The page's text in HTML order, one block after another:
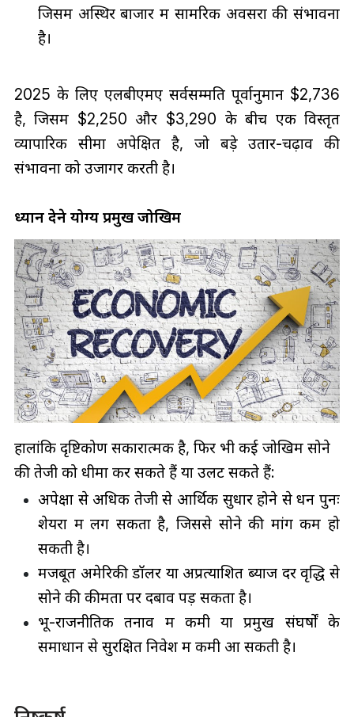
जिसमें अस्थिर बाजार में सामरिक अवसरों की संभावना
है।
2025 के लिए एलबीएमए सर्वसम्मति पूर्वानुमान $2,736
है, जिसमें $2,250 और $3,290 के बीच एक विस्तृत
व्यापारिक सीमा अपेक्षित है, जो बड़े उतार-चढ़ाव की
संभावना को उजागर करती है।
ध्यान देने योग्य प्रमुख जोखिम
हालांकि दृष्टिकोण सकारात्मक है, फिर भी कई जोखिम सोने
की तेजी को धीमा कर सकते हैं या उलट सकते हैं:
अपेक्षा से अधिक तेजी से आर्थिक सुधार होने से धन पुनः
शेयरों में लग सकता है, जिससे सोने की मांग कम हो
सकती है।
मजबूत अमेरिकी डॉलर या अप्रत्याशित ब्याज दर वृद्धि से
सोने की कीमतों पर दबाव पड़ सकता है।
भू-राजनीतिक तनाव में कमी या प्रमुख संघर्षों के
समाधान से सुरक्षित निवेश में कमी आ सकती है।